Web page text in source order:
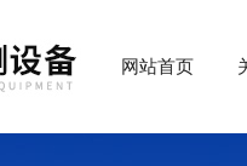
网站首页